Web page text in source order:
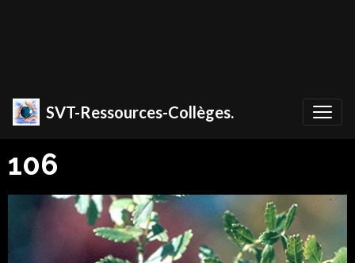
SVT-Ressources-Collèges.
106